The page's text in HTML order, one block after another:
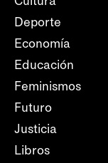
Deporte
Economía
Educación
Feminismos
Futuro
Justicia
Libros